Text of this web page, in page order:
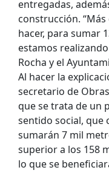
entregadas,
construcción. “Más
hacer, para sumar
estamos
Rocha y el
Al hacer la
secretario de
que se trata de un
sentido social, que
sumarán 7 mil
superior a los 158
lo que se